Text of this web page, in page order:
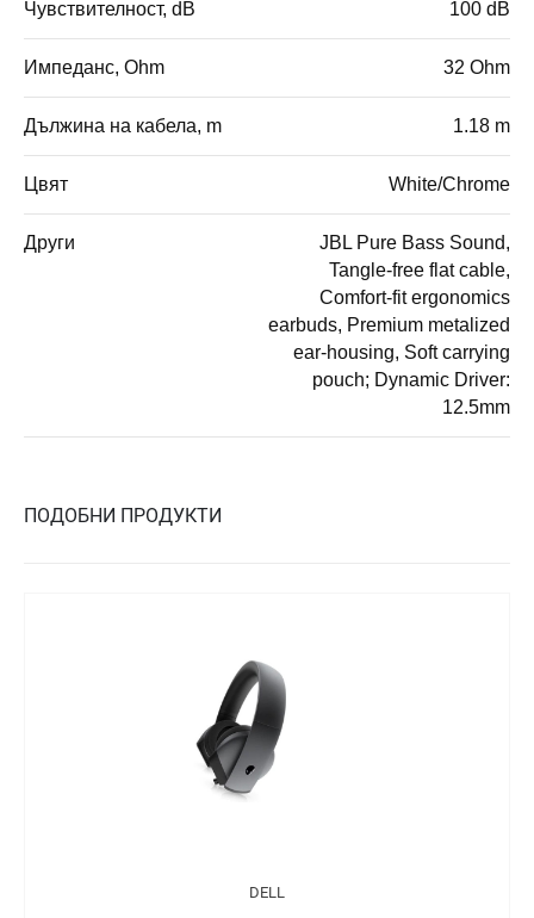
Чувствителност, dB 100 dB
Импеданс, Ohm 32 Ohm
Дължина на кабела, m 1.18 m
Цвят White/Chrome
Други
JBL Pure Bass Sound,
Tangle-free flat cable,
Comfort-fit ergonomics
earbuds, Premium metalized
ear-housing, Soft carrying
pouch; Dynamic Driver:
12.5mm
ПОДОБНИ ПРОДУКТИ
DELL